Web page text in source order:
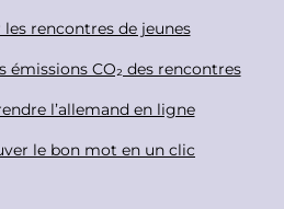
les rencontres de jeunes
émissions CO₂ des rencontres
l’allemand en ligne
le bon mot en un clic